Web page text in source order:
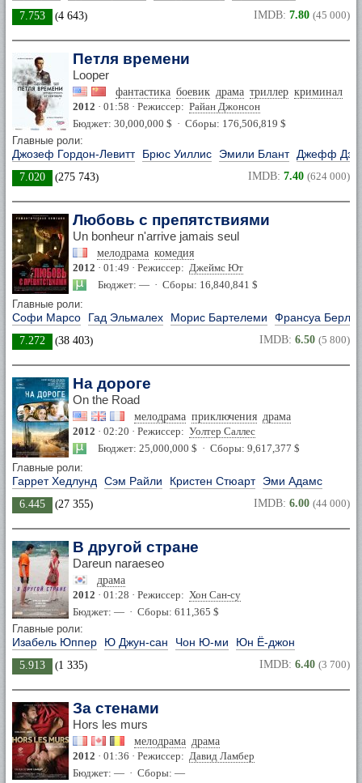
7.753 (4 643) IMDB: 7.80 (45 000)
Петля времени
Looper
фантастика боевик драма триллер криминал
2012 · 01:58 · Режиссер: Райан Джонсон
Бюджет: 30,000,000 $ · Сборы: 176,506,819 $
Главные роли:
Джозеф Гордон-Левитт Брюс Уиллис Эмили Блант Джефф
7.020 (275 743) IMDB: 7.40 (624 000)
Любовь с препятствиями
Un bonheur n'arrive jamais seul
мелодрама комедия
2012 · 01:49 · Режиссер: Джеймс Ют
Бюджет: — · Сборы: 16,840,841 $
Главные роли:
Софи Марсо Гад Эльмалех Морис Бартелеми Франсуа
7.272 (38 403) IMDB: 6.50 (5 800)
На дороге
On the Road
мелодрама приключения драма
2012 · 02:20 · Режиссер: Уолтер Саллес
Бюджет: 25,000,000 $ · Сборы: 9,617,377 $
Главные роли:
Гаррет Хедлунд Сэм Райли Кристен Стюарт Эми Адамс
6.445 (27 355) IMDB: 6.00 (44 000)
В другой стране
Dareun naraeseo
драма
2012 · 01:28 · Режиссер: Хон Сан-су
Бюджет: — · Сборы: 611,365 $
Главные роли:
Изабель Юппер Ю Джун-сан Чон Ю-ми Юн Ё-джон
5.913 (1 335) IMDB: 6.40 (3 700)
За стенами
Hors les murs
мелодрама драма
2012 · 01:36 · Режиссер: Давид Ламбер
Бюджет: — · Сборы: —